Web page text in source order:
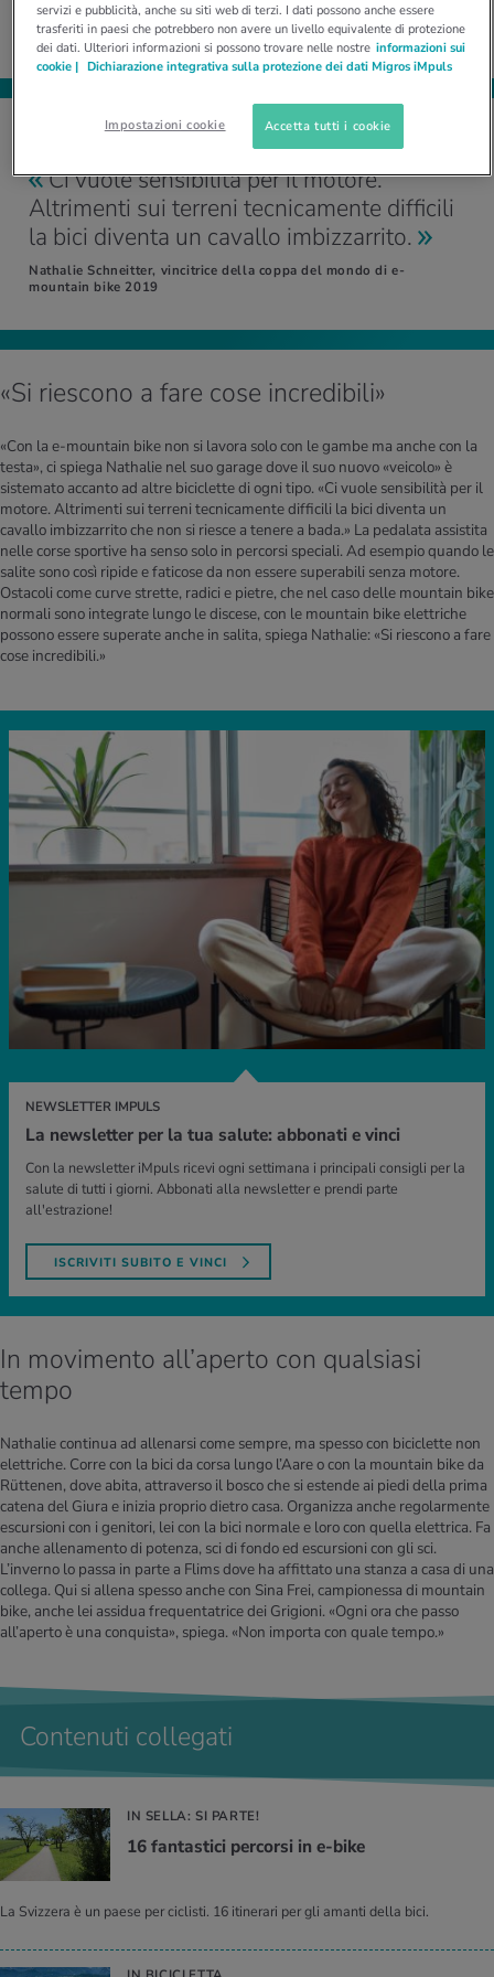
Ci vuole sensibilità per il motore.
Altrimenti sui terreni tecnicamente difficili
la bici diventa un cavallo imbizzarrito.
Nathalie Schneitter, vincitrice della coppa del mondo di e-
mountain bike 2019
«Si riescono a fare cose incredibili»
«Con la e-mountain bike non si lavora solo con le gambe ma anche con la
testa», ci spiega Nathalie nel suo garage dove il suo nuovo «veicolo» è
sistemato accanto ad altre biciclette di ogni tipo. «Ci vuole sensibilità per il
motore. Altrimenti sui terreni tecnicamente difficili la bici diventa un
cavallo imbizzarrito che non si riesce a tenere a bada.» La pedalata assistita
nelle corse sportive ha senso solo in percorsi speciali. Ad esempio quando le
salite sono così ripide e faticose da non essere superabili senza motore.
Ostacoli come curve strette, radici e pietre, che nel caso delle mountain bike
normali sono integrate lungo le discese, con le mountain bike elettriche
possono essere superate anche in salita, spiega Nathalie: «Si riescono a fare
cose incredibili.»
NEWSLETTER IMPULS
La newsletter per la tua salute: abbonati e vinci
Con la newsletter iMpuls ricevi ogni settimana i principali consigli per la
salute di tutti i giorni. Abbonati alla newsletter e prendi parte
all'estrazione!
ISCRIVITI SUBITO E VINCI
In movimento all’aperto con qualsiasi
tempo
Nathalie continua ad allenarsi come sempre, ma spesso con biciclette non
elettriche. Corre con la bici da corsa lungo l’Aare o con la mountain bike da
Rüttenen, dove abita, attraverso il bosco che si estende ai piedi della prima
catena del Giura e inizia proprio dietro casa. Organizza anche regolarmente
escursioni con i genitori, lei con la bici normale e loro con quella elettrica. Fa
anche allenamento di potenza, sci di fondo ed escursioni con gli sci.
L’inverno lo passa in parte a Flims dove ha affittato una stanza a casa di una
collega. Qui si allena spesso anche con Sina Frei, campionessa di mountain
bike, anche lei assidua frequentatrice dei Grigioni. «Ogni ora che passo
all’aperto è una conquista», spiega. «Non importa con quale tempo.»
Contenuti collegati
IN SELLA: SI PARTE!
16 fan­ta­sti­ci per­cor­si in e-bike
La Svizzera è un paese per ciclisti. 16 itinerari per gli amanti della bici.
servizi e pubblicità, anche su siti web di terzi. I dati possono anche essere
trasferiti in paesi che potrebbero non avere un livello equivalente di protezione
dei dati. Ulteriori informazioni si possono trovare nelle nostre informazioni sui
cookie | Dichiarazione integrativa sulla protezione dei dati Migros iMpuls
Impostazioni cookie Accetta tutti i cookie